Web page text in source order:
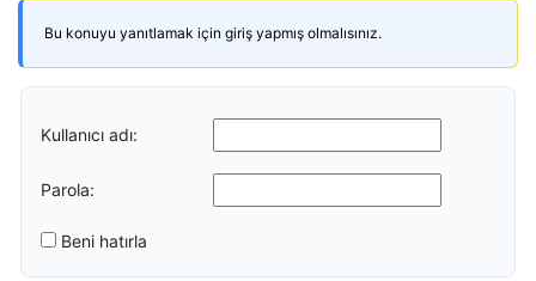
Bu konuyu yanıtlamak için giriş yapmış olmalısınız.
Kullanıcı adı:
Parola:
Beni hatırla